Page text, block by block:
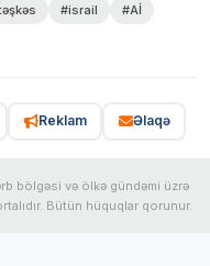
#israil
#Aİ
Reklam Əlaqə
bölgəsi və ölkə gündəmi üzrə
Bütün hüquqlar qorunur.